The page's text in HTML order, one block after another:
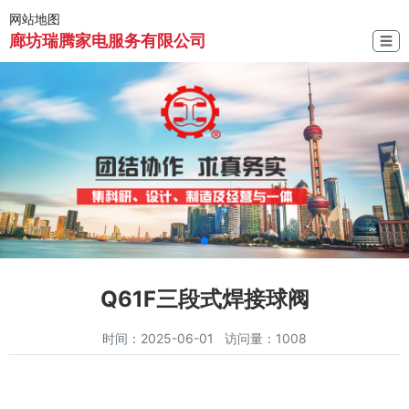
网站地图
廊坊瑞腾家电服务有限公司 ☰
Q61F三段式焊接球阀
时间：2025-06-01 访问量：1008